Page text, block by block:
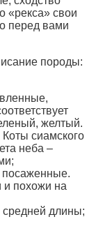
«рекса» свои
перед вами
породы:
желтый.
сиамского
неба –
и похожи на
средней длины;